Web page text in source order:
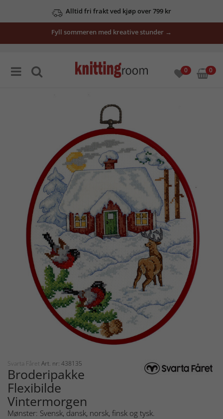
Alltid fri frakt ved kjøp over 799 kr
Fyll sommeren med kreative stunder →
0 0
Svarta Fåret Art. nr: 438135
Broderipakke
Flexibilde
Vintermorgen
Mønster: Svensk, dansk, norsk, finsk og tysk.